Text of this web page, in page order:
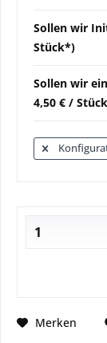
Sollen wir
Stück*)
Sollen wir
4,50 € /
Merken